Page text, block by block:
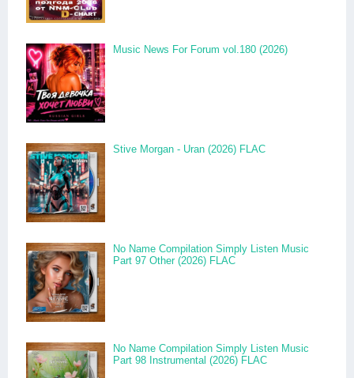
Music News For Forum vol.180 (2026)
Stive Morgan - Uran (2026) FLAC
No Name Compilation Simply Listen Music
Part 97 Other (2026) FLAC
No Name Compilation Simply Listen Music
Part 98 Instrumental (2026) FLAC